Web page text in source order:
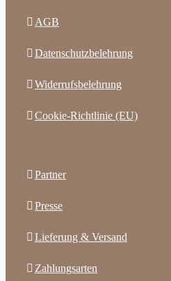
AGB
Datenschutzbelehrung
Widerrufsbelehrung
Cookie-Richtlinie (EU)
Partner
Presse
Lieferung & Versand
Zahlungsarten